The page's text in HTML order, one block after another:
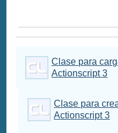
Clase para
Actionscript 3
Clase para
Actionscript 3